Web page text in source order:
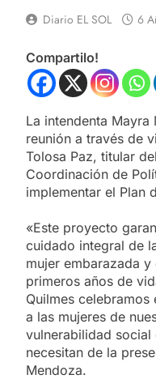
Diario EL SOL 6
Compartilo!
La intendenta Mayra
reunión a través de
Tolosa Paz, titular
Coordinación de
implementar el Plan
«Este proyecto
cuidado integral de
mujer embarazada
primeros años de
Quilmes
a las mujeres de
vulnerabilidad social
necesitan de la
Mendoza.